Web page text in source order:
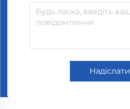
Надіслати